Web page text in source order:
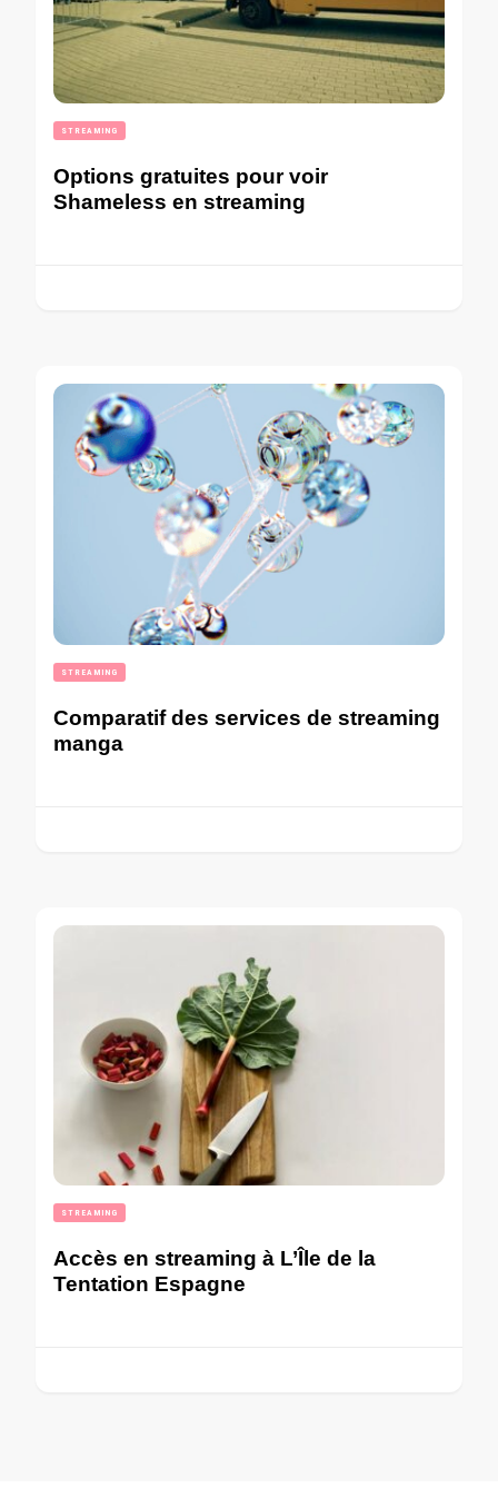
STREAMING
Options gratuites pour voir
Shameless en streaming
STREAMING
Comparatif des services de streaming
manga
STREAMING
Accès en streaming à L’Île de la
Tentation Espagne